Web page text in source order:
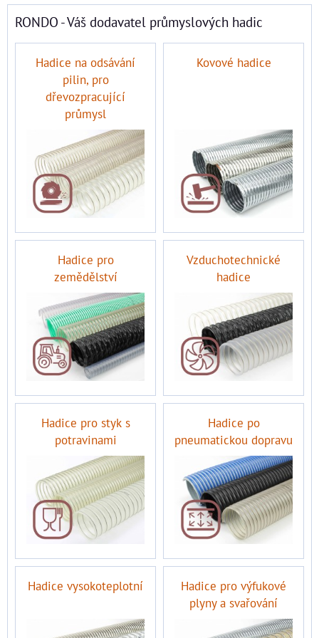
RONDO - Váš dodavatel průmyslových hadic
Hadice na odsávání
pilin, pro
dřevozpracující
průmysl
Kovové hadice
Hadice pro
zemědělství
Vzduchotechnické
hadice
Hadice pro styk s
potravinami
Hadice po
pneumatickou dopravu
Hadice vysokoteplotní
Hadice pro výfukové
plyny a svařování